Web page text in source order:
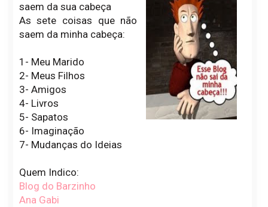
saem da sua cabeça
As sete coisas que não
saem da minha cabeça:
1- Meu Marido
2- Meus Filhos
3- Amigos
4- Livros
5- Sapatos
6- Imaginação
7- Mudanças do Ideias
Quem Indico:
Blog do Barzinho
Ana Gabi